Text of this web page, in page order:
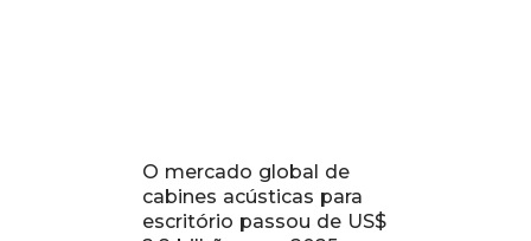
O mercado global de
cabines acústicas para
escritório passou de US$